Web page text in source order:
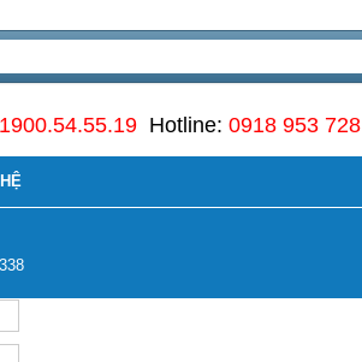
1900.54.55.19 Hotline: 0918 953 728